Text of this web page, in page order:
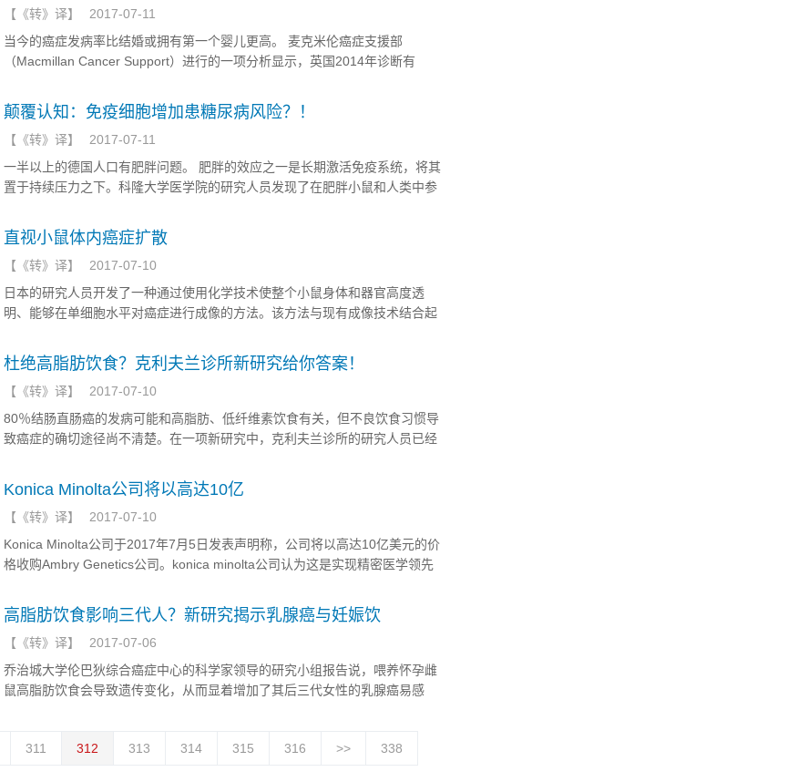
【 《转》译】
2017-07-11
当今的癌症发病率比结婚或拥有第一个婴儿更高。 麦克米伦癌症支援部
（Macmillan Cancer Support）进行的一项分析显示，英国2014年诊断有
毕业的数量相差无几，且比妇女的一胎更常见。
颠覆认知：免疫细胞增加患糖尿病风险？！
【 《转》译】
2017-07-11
一半以上的德国人口有肥胖问题。 肥胖的效应之一是长期激活免疫系统，将其
置于持续压力之下。科隆大学医学院的研究人员发现了在肥胖小鼠和人类中参
耗，那么肥胖人群的糖尿病发展风险可能会降低。
直视小鼠体内癌症扩散
【 《转》译】
2017-07-10
日本的研究人员开发了一种通过使用化学技术使整个小鼠身体和器官高度透
明、能够在单细胞水平对癌症进行成像的方法。该方法与现有成像技术结合起
转移的新肿瘤。研究结果于7月5日发表在cell report杂志上。
杜绝高脂肪饮食？克利夫兰诊所新研究给你答案！
【 《转》译】
2017-07-10
80％结肠直肠癌的发病可能和高脂肪、低纤维素饮食有关，但不良饮食习惯导
致癌症的确切途径尚不清楚。在一项新研究中，克利夫兰诊所的研究人员已经
Konica Minolta公司将以高达10亿
【 《转》译】
2017-07-10
Konica Minolta公司于2017年7月5日发表声明称，公司将以高达10亿美元的价
格收购Ambry Genetics公司。konica minolta公司认为这是实现精密医学领先
高脂肪饮食影响三代人？新研究揭示乳腺癌与妊娠饮
【 《转》译】
2017-07-06
乔治城大学伦巴狄综合癌症中心的科学家领导的研究小组报告说，喂养怀孕雌
鼠高脂肪饮食会导致遗传变化，从而显着增加了其后三代女性的乳腺癌易感
311 312 313 314 315 316 >> 338